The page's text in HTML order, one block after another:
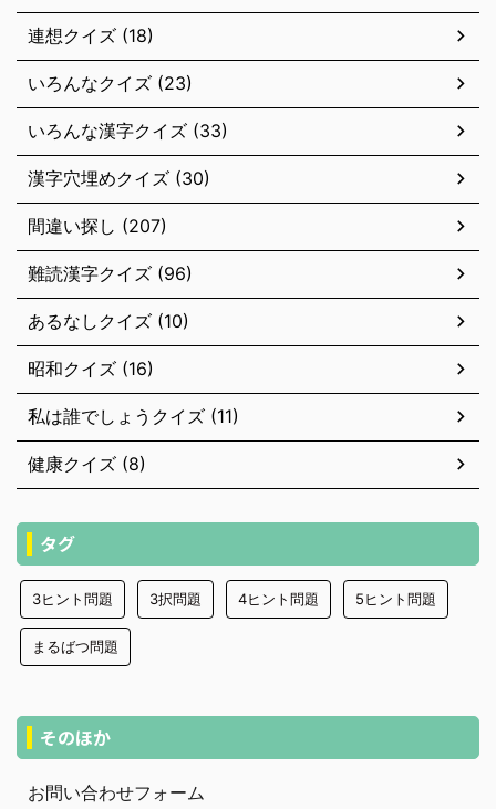
連想クイズ (18)
いろんなクイズ (23)
いろんな漢字クイズ (33)
漢字穴埋めクイズ (30)
間違い探し (207)
難読漢字クイズ (96)
あるなしクイズ (10)
昭和クイズ (16)
私は誰でしょうクイズ (11)
健康クイズ (8)
タグ
3ヒント問題 3択問題 4ヒント問題 5ヒント問題
まるばつ問題
そのほか
お問い合わせフォーム